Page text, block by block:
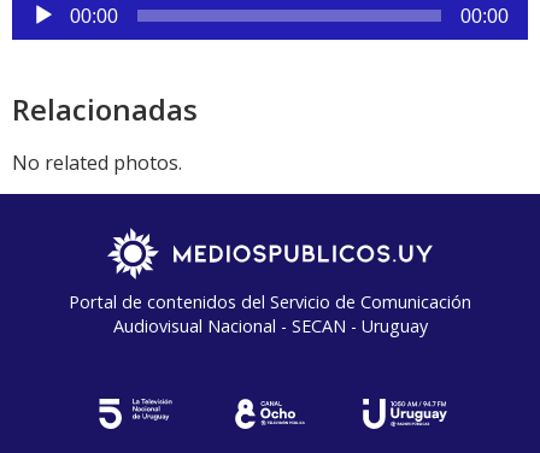
Reproductor
de
00:00 00:00
Relacionadas
No related photos.
Portal de contenidos del Servicio de Comunicación
Audiovisual Nacional - SECAN - Uruguay